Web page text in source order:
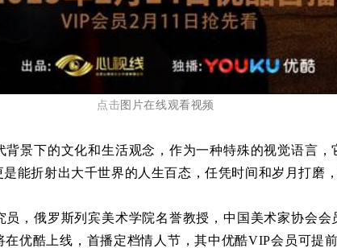
点击图片在线观看视频
下的文化和生活观念，作为一种特殊的视觉语言，
能折射出大千世界的人生百态，任凭时间和岁月打磨，
俄罗斯列宾美术学院名誉教授，中国美术家协会会
优酷上线，首播定档情人节，其中优酷VIP会员可提